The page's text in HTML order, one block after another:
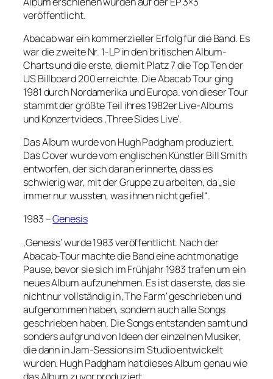
veröffentlicht.
Abacab war ein kommerzieller Erfolg für die Band. Es
war die zweite Nr. 1-LP in den britischen Album-
Charts und die erste, die mit Platz 7 die Top Ten der
US Billboard 200 erreichte. Die Abacab Tour ging
1981 durch Nordamerika und Europa. von dieser Tour
stammt der größte Teil ihres 1982er Live-Albums
und Konzertvideos ‚Three Sides Live‘.
Das Album wurde von Hugh Padgham produziert.
Das Cover wurde vom englischen Künstler Bill Smith
entworfen, der sich daran erinnerte, dass es
schwierig war, mit der Gruppe zu arbeiten, da „sie
immer nur wussten, was ihnen nicht gefiel“.
1983 –Genesis
‚Genesis‘ wurde 1983 veröffentlicht. Nach der
Abacab-Tour machte die Band eine achtmonatige
Pause, bevor sie sich im Frühjahr 1983 trafen um ein
neues Album aufzunehmen. Es ist das erste, das sie
nicht nur vollständig in ‚The Farm‘ geschrieben und
aufgenommen haben, sondern auch alle Songs
geschrieben haben. Die Songs entstanden samt und
sonders aufgrund von Ideen der einzelnen Musiker,
die dann in Jam-Sessions im Studio entwickelt
wurden. Hugh Padgham hat dieses Album genau wie
das Album zuvor produziert.